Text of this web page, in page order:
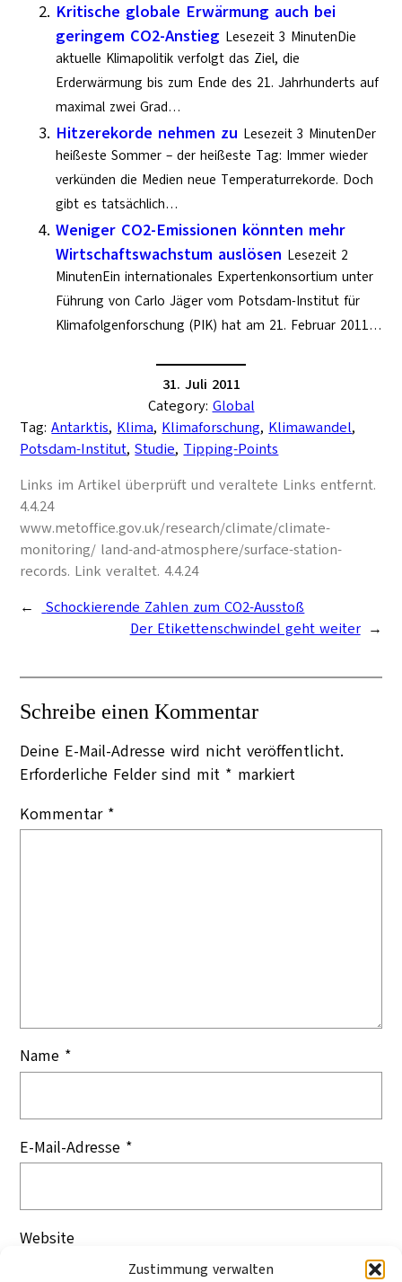
Zustimmung verwalten
Kritische globale Erwärmung auch bei
geringem CO2-Anstieg Lesezeit 3 MinutenDie
aktuelle Klimapolitik verfolgt das Ziel, die
Erderwärmung bis zum Ende des 21. Jahrhunderts auf
maximal zwei Grad…
Hitzerekorde nehmen zu Lesezeit 3 MinutenDer
heißeste Sommer – der heißeste Tag: Immer wieder
verkünden die Medien neue Temperaturrekorde. Doch
gibt es tatsächlich…
Weniger CO2-Emissionen könnten mehr
Wirtschaftswachstum auslösen Lesezeit 2
MinutenEin internationales Expertenkonsortium unter
Führung von Carlo Jäger vom Potsdam-Institut für
Klimafolgenforschung (PIK) hat am 21. Februar 2011…
31. Juli 2011
Category: Global
Tag:Antarktis, Klima, Klimaforschung, Klimawandel
Potsdam-Institut, Studie, Tipping-Points
Links im Artikel überprüft und veraltete Links entfernt.
4.4.24
www.metoffice.gov.uk/research/climate/climate-
monitoring/ land-and-atmosphere/surface-station-
records. Link veraltet. 4.4.24
←
Schockierende Zahlen zum CO2-Ausstoß
Der Etikettenschwindel geht weiter →
Schreibe einen Kommentar
Deine E-Mail-Adresse wird nicht veröffentlicht.
Erforderliche Felder sind mit * markiert
Kommentar *
Name *
E-Mail-Adresse *
Website